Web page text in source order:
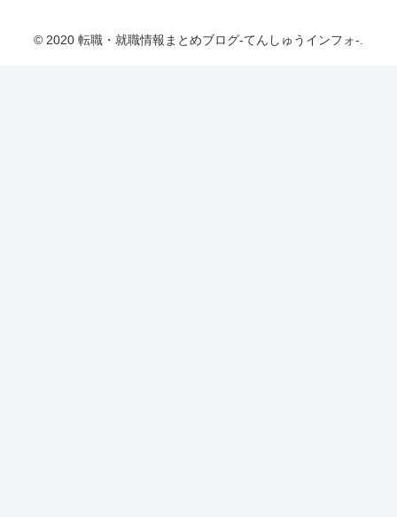
© 2020 転職・就職情報まとめブログ-てんしゅうインフォ-.